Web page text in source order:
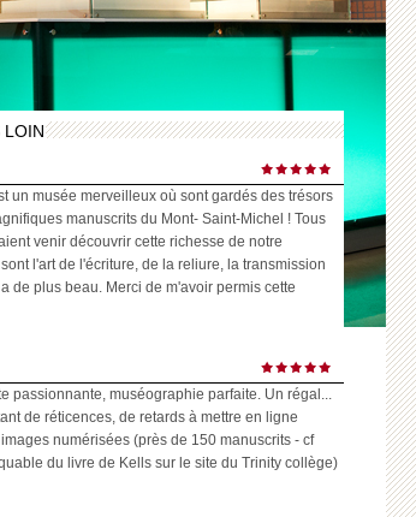
LOIN
un musée merveilleux où sont gardés des trésors
manuscrits du Mont- Saint-Michel ! Tous
venir découvrir cette richesse de notre
l'art de l'écriture, de la reliure, la transmission
de plus beau. Merci de m'avoir permis cette
passionnante, muséographie parfaite. Un régal...
de réticences, de retards à mettre en ligne
numérisées (près de 150 manuscrits - cf
du livre de Kells sur le site du Trinity collège)